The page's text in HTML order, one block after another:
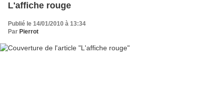
L'affiche rouge
Publié le 14/01/2010 à 13:34
Par Pierrot